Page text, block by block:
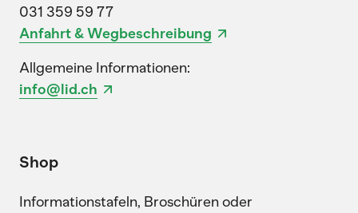
031 359 59 77
Anfahrt & Wegbeschreibung
Allgemeine Informationen:
info@lid.ch
Shop
Informationstafeln, Broschüren oder